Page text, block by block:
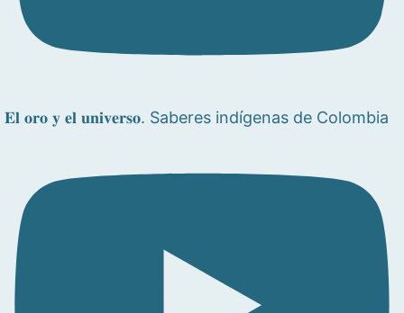
𝐄𝐥 𝐨𝐫𝐨 𝐲 𝐞𝐥 𝐮𝐧𝐢𝐯𝐞𝐫𝐬𝐨. Saberes indígenas de Colombia